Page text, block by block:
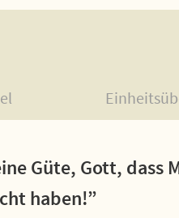
Güte, Gott, dass
haben!”